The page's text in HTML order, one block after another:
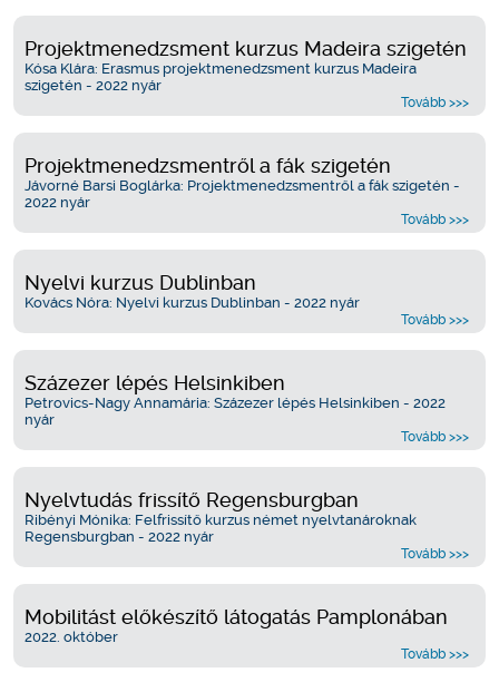
Projektmenedzsment kurzus Madeira szigetén
Kósa Klára: Erasmus projektmenedzsment kurzus Madeira
szigetén - 2022 nyár
Tovább >>>
Projektmenedzsmentről a fák szigetén
Jávorné Barsi Boglárka: Projektmenedzsmentről a fák szigetén -
2022 nyár
Tovább >>>
Nyelvi kurzus Dublinban
Kovács Nóra: Nyelvi kurzus Dublinban - 2022 nyár
Tovább >>>
Százezer lépés Helsinkiben
Petrovics-Nagy Annamária: Százezer lépés Helsinkiben - 2022
nyár
Tovább >>>
Nyelvtudás frissítő Regensburgban
Ribényi Mónika: Felfrissítő kurzus német nyelvtanároknak
Regensburgban - 2022 nyár
Tovább >>>
Mobilitást előkészítő látogatás Pamplonában
2022. október
Tovább >>>